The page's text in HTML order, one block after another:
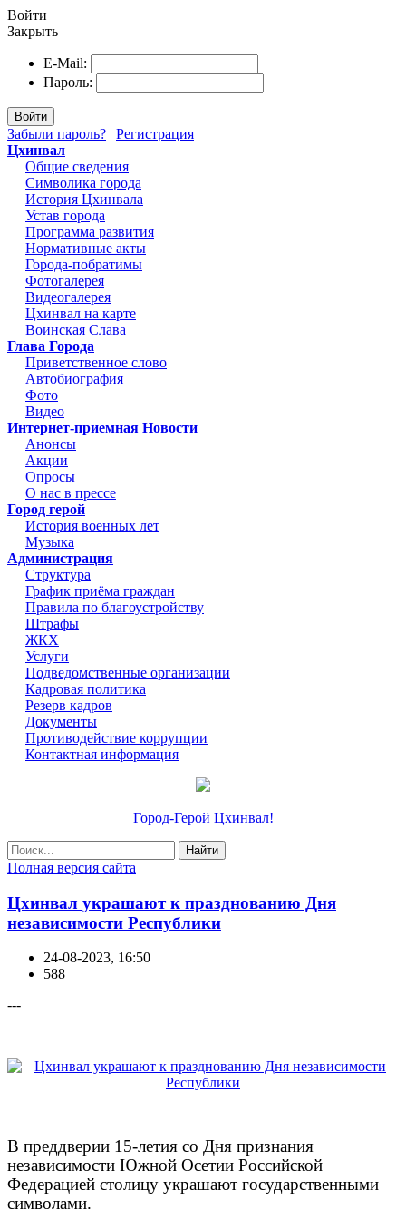
Войти
Закрыть
E-Mail:
Пароль:
Войти
Забыли пароль? | Регистрация
Цхинвал
Общие сведения
Символика города
История Цхинвала
Устав города
Программа развития
Нормативные акты
Города-побратимы
Фотогалерея
Видеогалерея
Цхинвал на карте
Воинская Слава
Глава Города
Приветственное слово
Автобиография
Фото
Видео
Интернет-приемная Новости
Анонсы
Акции
Опросы
О нас в прессе
Город герой
История военных лет
Музыка
Администрация
Структура
График приёма граждан
Правила по благоустройству
Штрафы
ЖКХ
Услуги
Подведомственные организации
Кадровая политика
Резерв кадров
Документы
Противодействие коррупции
Контактная информация
Город-Герой Цхинвал!
Найти
Полная версия сайта
Цхинвал украшают к празднованию Дня
независимости Республики
24-08-2023, 16:50
588
---
В преддверии 15-летия со Дня признания
независимости Южной Осетии Российской
Федерацией столицу украшают государственными
символами.